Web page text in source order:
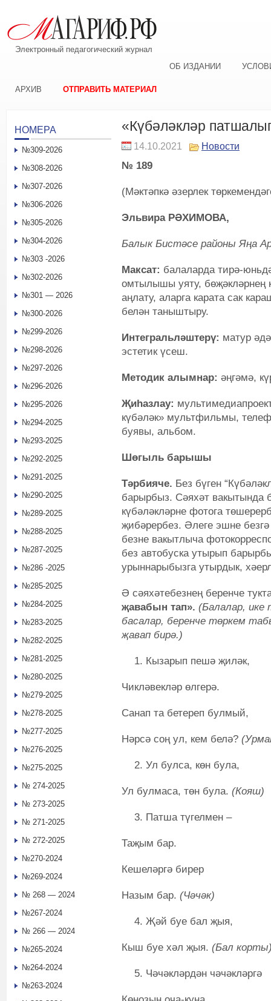
Электронный педагогический журнал
ОБ ИЗДАНИИ
АРХИВ ОТПРАВИТЬ МАТЕРИАЛ
«Күбәләкләр
14.10.2021 Новости
№ 189
(Мәктәпкә әзерлек
Эльвира РӘХИМОВА,
Балык Бистәсе районы Яңа
Максат: балаларда тирә-
омтылышы уяту,
аңлату, аларга карата сак
белән таныштыру.
Интегральләштерү: матур
эстетик үсеш.
Методик алымнар: әңгәмә,
Җиһазлау:
күбәләк» мультфильмы,
буявы, альбом.
Шөгыль барышы
Тәрбияче. Без бүген
барырбыз. Сәяхәт вакытында
күбәләкләрне фотога
җибәрербез. Әлеге эшне
безне вакытлыча
без автобуска утырып
урыннарыбызга утырдык,
Ә сәяхәтебезнең беренче
җавабын тап». (Балалар, ике
басалар, беренче төркем
җавап бирә.)
Кызарып пешә җиләк,
Чикләвекләр өлгерә.
Санап та бетереп булмый,
Нәрсә соң ул, кем белә?
Ул булса, көн була,
Ул булмаса, төн була. (Кояш)
Патша түгелмен –
Таҗым бар.
Кешеләргә бирер
Назым бар. (Чәчәк)
Җәй буе бал җыя,
Кыш буе хәл җыя. (Бал
Чәчәкләрдән чәчәкләргә
НОМЕРА
№309-2026
№308-2026
№307-2026
№306-2026
№305-2026
№304-2026
№303 -2026
№302-2026
№301 — 2026
№300-2026
№299-2026
№298-2026
№297-2026
№296-2026
№295-2026
№294-2025
№293-2025
№292-2025
№291-2025
№290-2025
№289-2025
№288-2025
№287-2025
№286 -2025
№285-2025
№284-2025
№283-2025
№282-2025
№281-2025
№280-2025
№279-2025
№278-2025
№277-2025
№276-2025
№275-2025
№ 274-2025
№ 273-2025
№ 271-2025
№ 272-2025
№270-2024
№269-2024
№ 268 — 2024
№267-2024
№ 266 — 2024
№265-2024
№264-2024
№263-2024